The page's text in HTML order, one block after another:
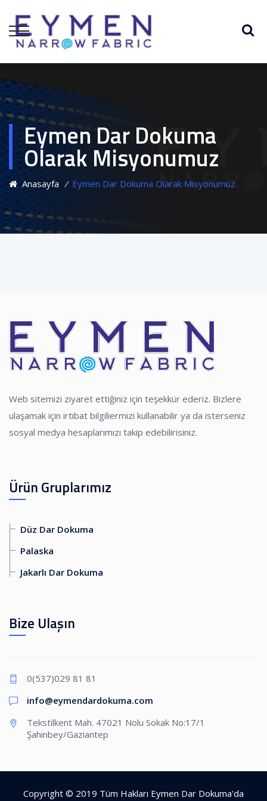
Eymen Dar Dokuma
Olarak Misyonumuz
Anasayfa ⁄ Eymen Dar Dokuma Olarak Misyonumuz
Web sitemizi ziyaret ettiğiniz için teşekkür ederiz. Bizlere
ulaşamak için irtibat bilgiliermizi kullanabilir ya da isterseniz
sosyal medya hesaplarımızı takip edebilirisiniz.
Ürün Gruplarımız
Düz Dar Dokuma
Palaska
Jakarlı Dar Dokuma
Bize Ulaşın
0(537)029 81 81
info@eymendardokuma.com
Tekstilkent Mah. 47021 Nolu Sokak No:17/1
Şahinbey/Gaziantep
Copyright © 2019 Tüm Hakları Eymen Dar Dokuma'da